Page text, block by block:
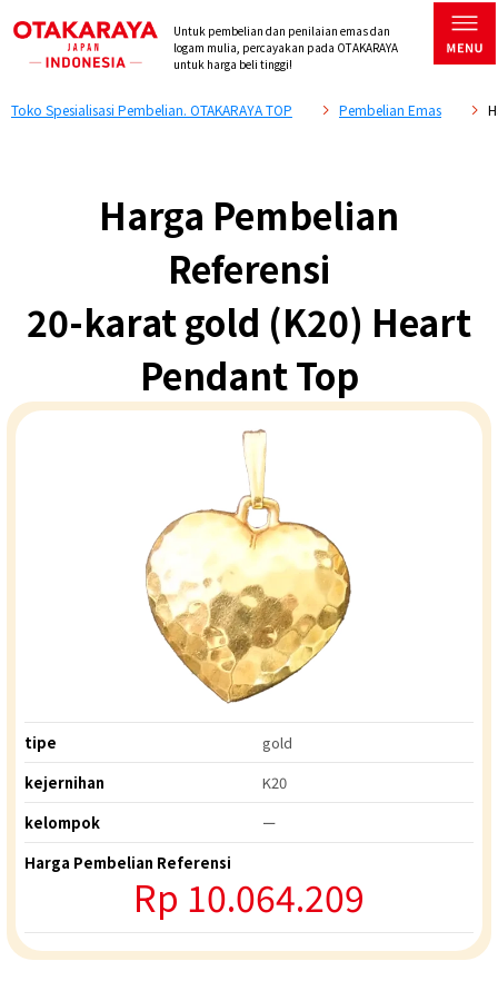
Untuk pembelian dan penilaian emas dan
logam mulia, percayakan pada OTAKARAYA
untuk harga beli tinggi!
Toko Spesialisasi Pembelian. OTAKARAYA TOP Pembelian Emas
Harga Pembelian
Referensi
20-karat gold (K20) Heart
Pendant Top
tipe
gold
kejernihan
K20
kelompok
ー
Harga Pembelian Referensi
Rp 10.064.209